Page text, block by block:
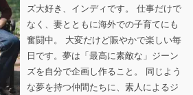
ズ大好き、インディです。 仕事だけで
なく、妻とともに海外での子育てにも
奮闘中。 大変だけど賑やかで楽しい毎
日です。夢は「最高に素敵な」ジーン
ズを自分で企画し作ること。 同じよう
な夢を持つ仲間たちに、素人によるジ